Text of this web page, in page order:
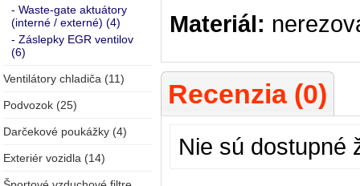
- Waste-gate aktuátory
(interné / externé) (4)
- Záslepky EGR ventilov
(6)
Ventilátory chladiča (11)
Podvozok (25)
Darčekové poukážky (4)
Exteriér vozidla (14)
Materiál:
Recenzia (0)
Nie sú dostupné